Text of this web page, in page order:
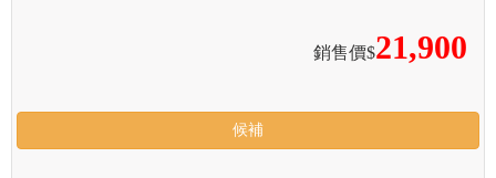
銷售價$21,900
候補